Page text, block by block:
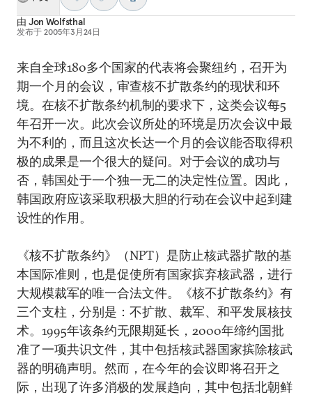
由 Jon Wolfsthal
发布于 2005年3月24日
来自全球180多个国家的代表将会聚纽约，召开为
期一个月的会议，审查核不扩散条约的现状和环
境。在核不扩散条约机制的要求下，这类会议每5
年召开一次。此次会议所处的环境是历次会议中最
为不利的，而且这次长达一个月的会议能否取得积
极的成果是一个很大的疑问。对于会议的成功与
否，韩国处于一个独一无二的决定性位置。因此，
韩国政府应该采取积极大胆的行动在会议中起到建
设性的作用。
《核不扩散条约》（NPT）是防止核武器扩散的基
本国际准则，也是促使所有国家摈弃核武器，进行
大规模裁军的唯一合法文件。《核不扩散条约》有
三个支柱，分别是：不扩散、裁军、和平发展核技
术。1995年该条约无限期延长，2000年缔约国批
准了一项共识文件，其中包括核武器国家摈除核武
器的明确声明。然而，在今年的会议即将召开之
际，出现了许多消极的发展趋向，其中包括北朝鲜